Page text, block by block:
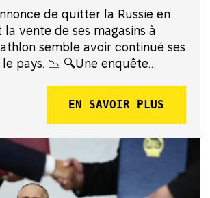
de quitter la Russie en
la vente de ses magasins à
semble avoir continué ses
pays. 📉 🔍Une enquête
pour maintenir les ventes
EN SAVOIR PLUS